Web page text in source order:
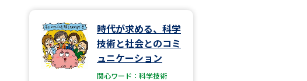
時代が求める、科学
技術と社会とのコミ
ュニケーション
関心ワード：科学技術